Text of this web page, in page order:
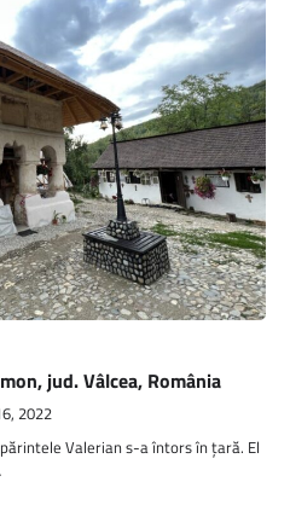
jud. Vâlcea, România
2022
Valerian s-a întors în țară. El